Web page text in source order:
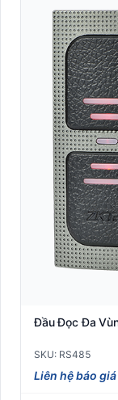
SKU: RS485
Liên hệ báo giá